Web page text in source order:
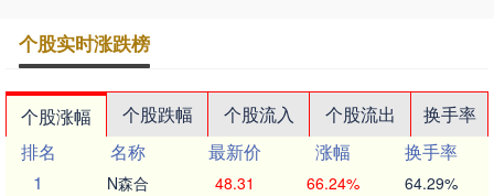
个股实时涨跌榜
个股涨幅 个股跌幅 个股流入 个股流出
换手率
排名
名称 最新价 涨幅
换手率
1
N森合 48.31 66.24% 64.29%